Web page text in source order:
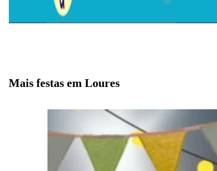
Mais festas em Loures